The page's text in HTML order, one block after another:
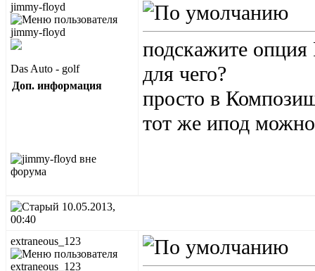
jimmy-floyd
Das Auto - golf
Доп. информация
подскажите
для чего?
просто в
тот же ипод
10.05.2013,
00:40
extraneous_123